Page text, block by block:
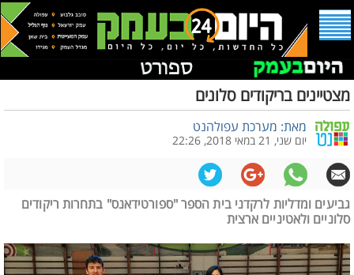
מצטיינים בריקודים סלונים
מאת: מערכת עפולהנט
יום שני, 21 במאי 2018, 22:26
גביעים ומדליות לרקדני בית הספר "ספורטידאנס" בתחרות ריקודים
סלוניים ולאטיניים ארצית